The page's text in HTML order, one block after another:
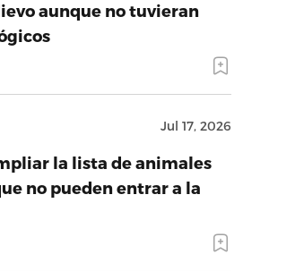
aunque no tuvieran
Jul 17, 2026
la lista de animales
no pueden entrar a la